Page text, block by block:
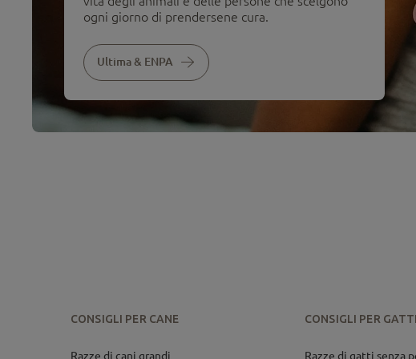
ogni giorno di prendersene cura.
Ultima & ENPA
CONSIGLI PER CANE
Razze di cani grandi
CONSIGLI PER GATTI
Razze di gatti senza